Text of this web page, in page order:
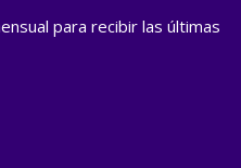
para recibir las últimas